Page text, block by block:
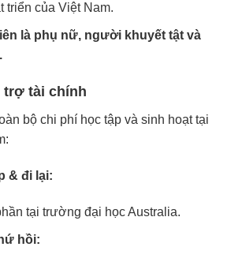
triển của Việt Nam.
là phụ nữ, người khuyết tật và
trợ tài chính
bộ chi phí học tập và sinh hoạt tại
& đi lại:
tại trường đại học Australia.
hồi: